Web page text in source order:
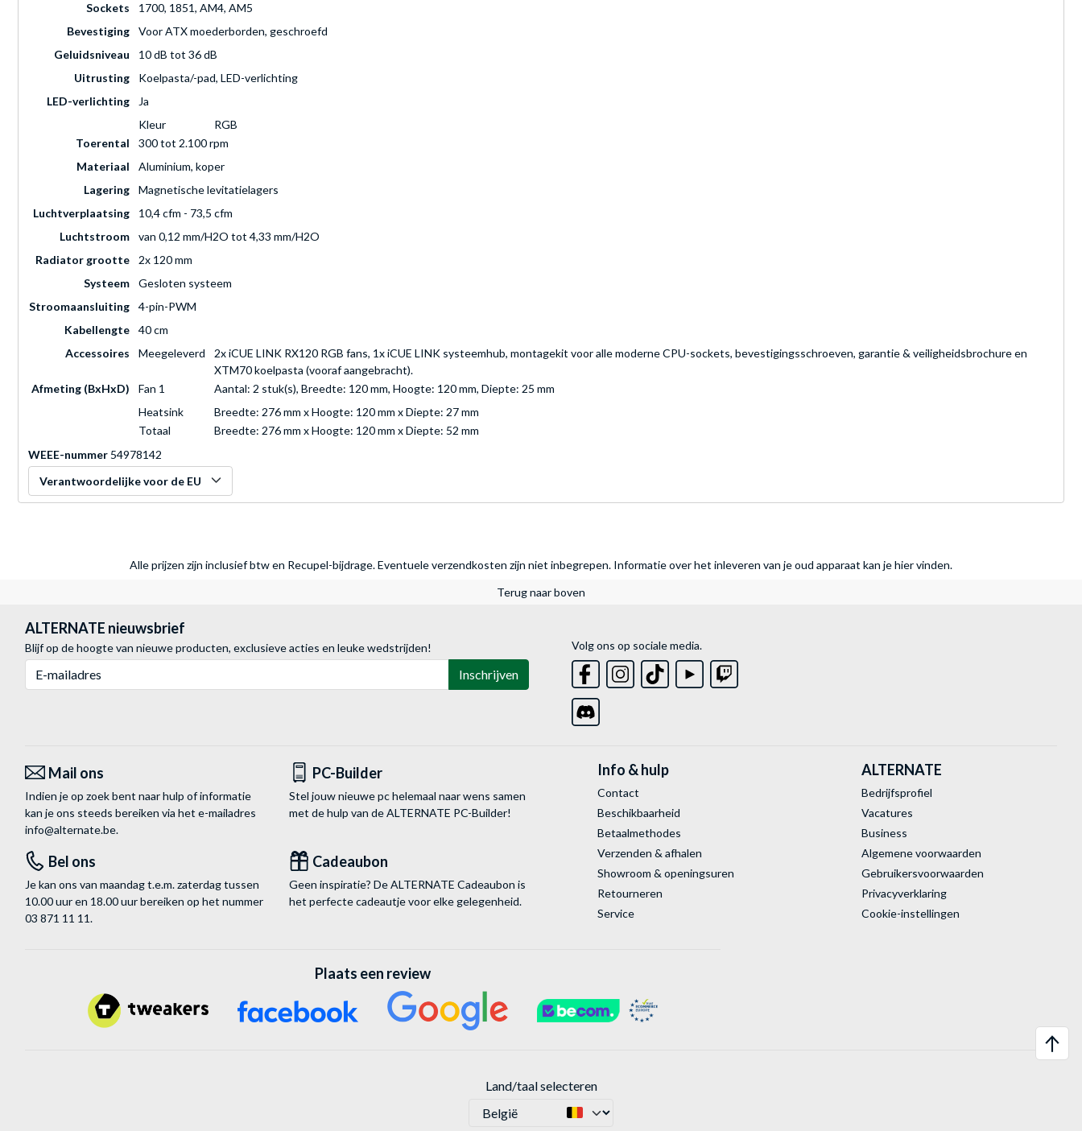
Sockets
1700, 1851, AM4, AM5
Bevestiging
Voor ATX moederborden, geschroefd
Geluidsniveau
10 dB tot 36 dB
Uitrusting
Koelpasta/-pad, LED-verlichting
LED-verlichting
Ja
Kleur
RGB
Toerental
300 tot 2.100 rpm
Materiaal
Aluminium, koper
Lagering
Magnetische levitatielagers
Luchtverplaatsing
10,4 cfm - 73,5 cfm
Luchtstroom
van 0,12 mm/H2O tot 4,33 mm/H2O
Radiator grootte
2x 120 mm
Systeem
Gesloten systeem
Stroomaansluiting
4-pin-PWM
Kabellengte
40 cm
Accessoires
Meegeleverd
2x iCUE LINK RX120 RGB fans, 1x iCUE LINK systeemhub, montagekit voor alle moderne CPU-sockets, bevestigingsschroeven, garantie & veiligheidsbrochure en
XTM70 koelpasta (vooraf aangebracht).
Afmeting (BxHxD)
Fan 1
Aantal: 2 stuk(s), Breedte: 120 mm, Hoogte: 120 mm, Diepte: 25 mm
Heatsink
Breedte: 276 mm x Hoogte: 120 mm x Diepte: 27 mm
Totaal
Breedte: 276 mm x Hoogte: 120 mm x Diepte: 52 mm
WEEE-nummer 54978142
Verantwoordelijke voor de EU
Alle prijzen zijn inclusief btw en Recupel-bijdrage. Eventuele verzendkosten zijn niet inbegrepen. Informatie over het inleveren van je oud apparaat kan je hier vinden.
Terug naar boven
ALTERNATE nieuwsbrief
Blijf op de hoogte van nieuwe producten, exclusieve acties en leuke wedstrijden!
Inschrijven
Volg ons op sociale media.
Mail ons
Indien je op zoek bent naar hulp of informatie
kan je ons steeds bereiken via het e-mailadres
info@alternate.be.
PC-Builder
Stel jouw nieuwe pc helemaal naar wens samen
met de hulp van de ALTERNATE PC-Builder!
Bel ons
Je kan ons van maandag t.e.m. zaterdag tussen
10.00 uur en 18.00 uur bereiken op het nummer
03 871 11 11.
Cadeaubon
Geen inspiratie? De ALTERNATE Cadeaubon is
het perfecte cadeautje voor elke gelegenheid.
Info & hulp
Contact
Beschikbaarheid
Betaalmethodes
Verzenden & afhalen
Showroom & openingsuren
Retourneren
Service
ALTERNATE
Bedrijfsprofiel
Vacatures
Business
Algemene voorwaarden
Gebruikersvoorwaarden
Privacyverklaring
Cookie-instellingen
Plaats een review
Land/taal selecteren